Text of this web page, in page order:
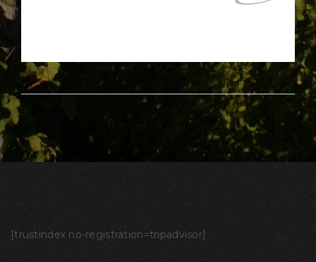
[trustindex no-registration=tripadvisor]